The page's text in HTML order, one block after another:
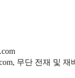
무단 전재 및 재